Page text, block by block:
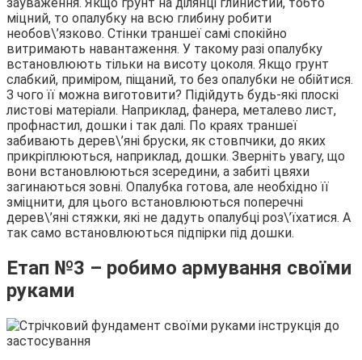
міцний, то опалубку на всю глибину робити
необов\’язково. Стінки траншеї самі спокійно
витримають навантаження. У такому разі опалубку
встановлюють тільки на висоту цоколя. Якщо грунт
слабкий, приміром, піщаний, то без опалубки не обійтися.
З чого її можна виготовити? Підійдуть будь-які плоскі
листові матеріали. Наприклад, фанера, металево лист,
профнастил, дошки і так далі. По краях траншеї
забивають дерев\’яні бруски, як стовпчики, до яких
прикріплюються, наприклад, дошки. Зверніть увагу, що
вони встановлюються зсередини, а забиті цвяхи
загинаються зовні. Опалубка готова, але необхідно її
зміцнити, для цього встановлюються поперечні
дерев\’яні стяжки, які не дадуть опалубці роз\’їхатися. А
так само встановлюються підпірки під дошки.
Етап №3 – робимо армування своїми
руками